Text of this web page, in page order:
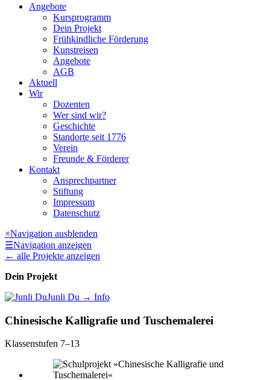
Angebote
Kursprogramm
Dein Projekt
Frühkindliche Förderung
Kunstreisen
Angebote
AGB
Aktuell
Wir
Dozenten
Wer sind wir?
Geschichte
Standorte seit 1776
Verein
Freunde & Förderer
Kontakt
Ansprechpartner
Stiftung
Impressum
Datenschutz
×Navigation ausblenden
☰Navigation anzeigen
← alle Projekte anzeigen
Dein Projekt
Junli Du → Info
Chinesische Kalligrafie und Tuschemalerei
Klassenstufen 7–13